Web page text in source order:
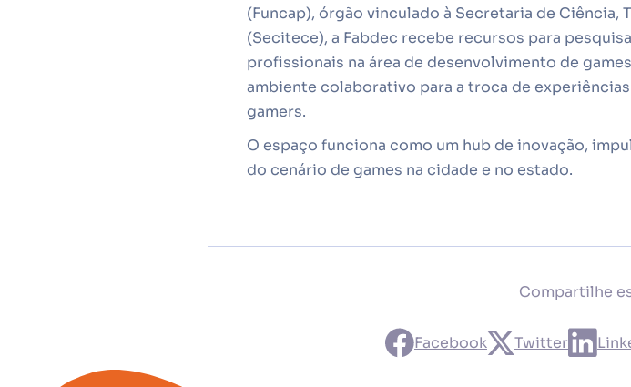
(Funcap), órgão vinculado à Secretaria de Ciência,
(Secitece), a Fabdec recebe recursos para
profissionais na área de desenvolvimento de
ambiente colaborativo para a troca de
gamers.
O espaço funciona como um hub de inovação,
do cenário de games na cidade e no estado.
Compartilhe
Facebook Twitter